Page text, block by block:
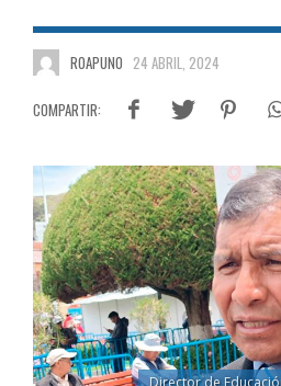
ROAPUNO 24 ABRIL, 2024